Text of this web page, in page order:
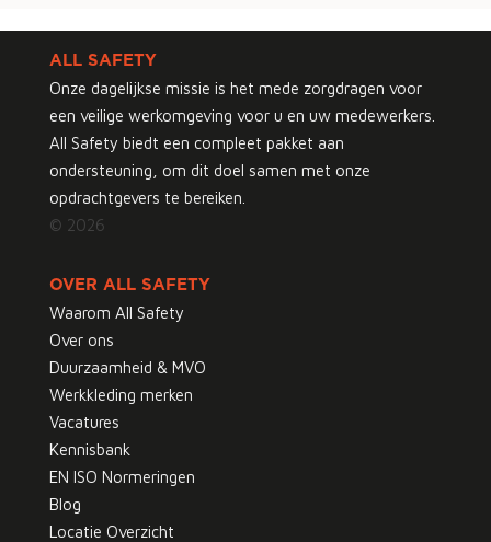
ALL SAFETY
Onze dagelijkse missie is het mede zorgdragen voor
een veilige werkomgeving voor u en uw medewerkers.
All Safety biedt een compleet pakket aan
ondersteuning, om dit doel samen met onze
opdrachtgevers te bereiken.
© 2026
OVER ALL SAFETY
Waarom All Safety
Over ons
Duurzaamheid & MVO
Werkkleding merken
Vacatures
Kennisbank
EN ISO Normeringen
Blog
Locatie Overzicht